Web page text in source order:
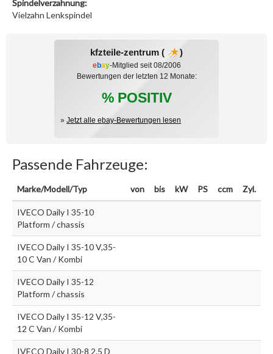
Spindelverzahnung:
Vielzahn Lenkspindel
kfzteile-zentrum ( )
ebay-Mitglied seit 08/2006
Bewertungen der letzten 12 Monate:
% POSITIV
» Jetzt alle ebay-Bewertungen lesen
Passende Fahrzeuge:
Marke/Modell/Typ von bis kW PS ccm Zyl.
IVECO Daily I 35-10
Platform / chassis
IVECO Daily I 35-10 V,35-
10 C Van / Kombi
IVECO Daily I 35-12
Platform / chassis
IVECO Daily I 35-12 V,35-
12 C Van / Kombi
IVECO Daily I 30-8 2.5 D